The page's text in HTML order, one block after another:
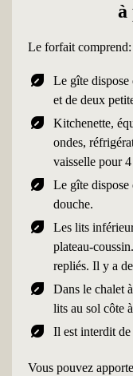
à
Le forfait comprend:
nest_eco_leaf
Le gîte dispose
et de deux
nest_eco_leaf
Kitchenette,
ondes,
vaisselle pour
nest_eco_leaf
Le gîte dispose
douche.
nest_eco_leaf
Les lits
plateau-
repliés. Il y a
nest_eco_leaf
Dans le chalet
lits au sol côte
nest_eco_leaf Il est interdit de
Vous pouvez